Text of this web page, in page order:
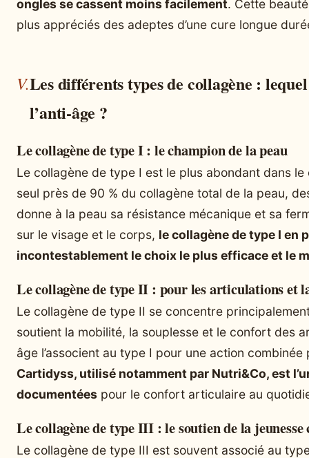
ongles se cassent moins facilement. Cette
plus appréciés des adeptes d’une cure longue
Les différents types de collagène :
l’anti-âge ?
Le collagène de type I : le champion de la peau
Le collagène de type I est le plus abondant dans
seul près de 90 % du collagène total de la peau,
donne à la peau sa résistance mécanique et sa
sur le visage et le corps, le collagène de type I en
incontestablement le choix le plus efficace et le
Le collagène de type II : pour les articulations et
Le collagène de type II se concentre
soutient la mobilité, la souplesse et le confort des
âge l’associent au type I pour une action
Cartidyss, utilisé notamment par Nutri&Co, est
documentées pour le confort articulaire au
Le collagène de type III : le soutien de la jeunesse
Le collagène de type III est souvent associé au